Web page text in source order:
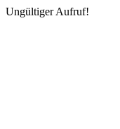
Ungültiger Aufruf!